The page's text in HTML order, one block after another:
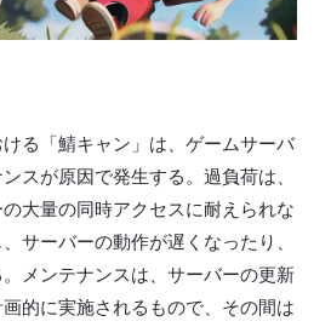
る「鯖キャン」は、ゲームサーバ
スが原因で発生する。過負荷は、
大量の同時アクセスに耐えられな
サーバーの動作が遅くなったり、
メンテナンスは、サーバーの更新
的に実施されるもので、その間は